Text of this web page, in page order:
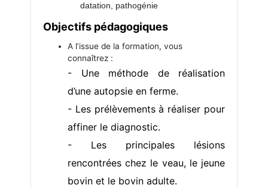
datation, pathogénie
Objectifs pédagogiques
A l’issue de la formation, vous
connaîtrez :
- Une méthode de réalisation
d’une autopsie en ferme.
- Les prélèvements à réaliser pour
affiner le diagnostic.
- Les principales lésions
rencontrées chez le veau, le jeune
bovin et le bovin adulte.